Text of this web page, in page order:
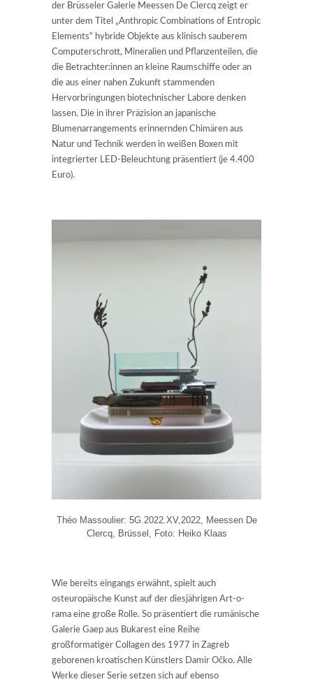
der Brüsseler Galerie Meessen De Clercq zeigt er
unter dem Titel „Anthropic Combinations of Entropic
Elements“ hybride Objekte aus klinisch sauberem
Computerschrott, Mineralien und Pflanzenteilen, die
die Betrachter:innen an kleine Raumschiffe oder an
die aus einer nahen Zukunft stammenden
Hervorbringungen biotechnischer Labore denken
lassen. Die in ihrer Präzision an japanische
Blumenarrangements erinnernden Chimären aus
Natur und Technik werden in weißen Boxen mit
integrierter LED-Beleuchtung präsentiert (je 4.400
Euro).
Théo Massoulier: 5G.2022.XV,2022, Meessen De
Clercq, Brüssel, Foto: Heiko Klaas
Wie bereits eingangs erwähnt, spielt auch
osteuropäische Kunst auf der diesjährigen Art-o-
rama eine große Rolle. So präsentiert die rumänische
Galerie Gaep aus Bukarest eine Reihe
großformatiger Collagen des 1977 in Zagreb
geborenen kroatischen Künstlers Damir Očko. Alle
Werke dieser Serie setzen sich auf ebenso